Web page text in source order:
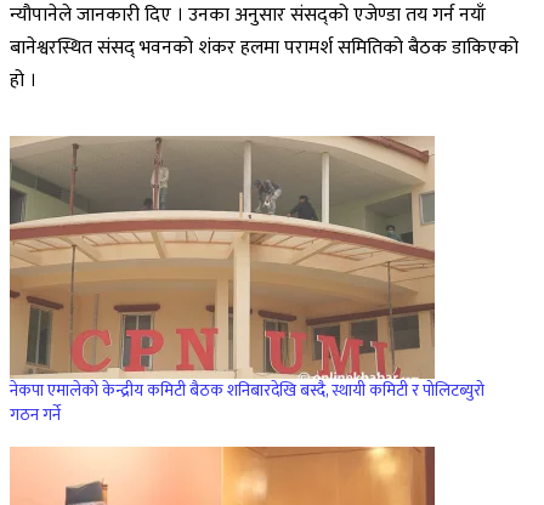
न्यौपानेले जानकारी दिए । उनका अनुसार संसद्को एजेण्डा तय गर्न नयाँ
बानेश्वरस्थित संसद् भवनको शंकर हलमा परामर्श समितिको बैठक डाकिएको
हो ।
नेकपा एमालेको केन्द्रीय कमिटी बैठक शनिबारदेखि बस्दै, स्थायी कमिटी र पोलिटब्युरो
गठन गर्ने